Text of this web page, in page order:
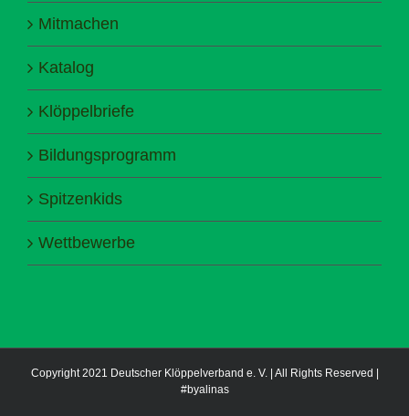
Mitmachen
Katalog
Klöppelbriefe
Bildungsprogramm
Spitzenkids
Wettbewerbe
Copyright 2021 Deutscher Klöppelverband e. V. | All Rights Reserved |
#byalinas